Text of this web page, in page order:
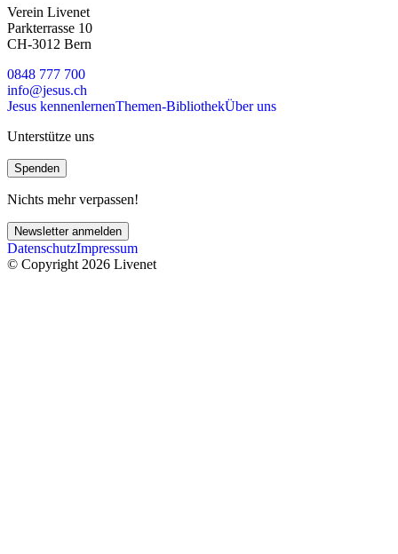
Verein Livenet
Parkterrasse 10
CH-3012 Bern
0848 777 700
info@jesus.ch
Jesus kennenlernenThemen-BibliothekÜber uns
Unterstütze uns
Spenden
Nichts mehr verpassen!
Newsletter anmelden
DatenschutzImpressum
© Copyright 2026 Livenet